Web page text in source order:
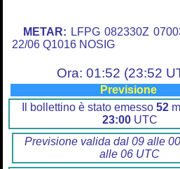
METAR: LFPG 082330Z
22/06 Q1016 NOSIG
Ora: 01:52 (23:52
Previsione
Il bollettino è stato emesso 52
23:00UTC
Previsione valida dal 09 alle
alle 06 UTC